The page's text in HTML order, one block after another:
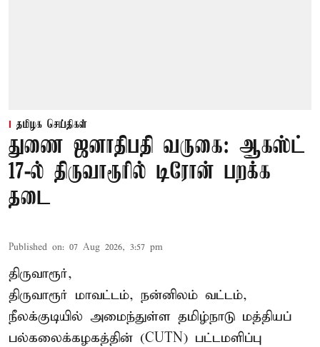
தமிழக செய்திகள்
துணை ஜனாதிபதி வருகை: ஆகஸ்ட்
17-ல் திருவாரூரில் டிரோன் பறக்க
தடை
Published on: 07 Aug 2026, 3:57 pm
திருவாரூர்,
திருவாரூர் மாவட்டம், நன்னிலம் வட்டம்,
நீலக்குடியில் அமைந்துள்ள தமிழ்நாடு மத்தியப்
பல்கலைக்கழகத்தின் (CUTN) பட்டமளிப்பு